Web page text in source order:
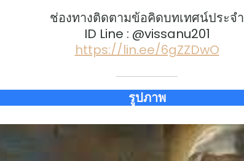
ช่องทางติดตามข้อคิดบทเทศน์ประจำ
ID Line : @vissanu201
https://lin.ee/6gZZDwO
รูปภาพ